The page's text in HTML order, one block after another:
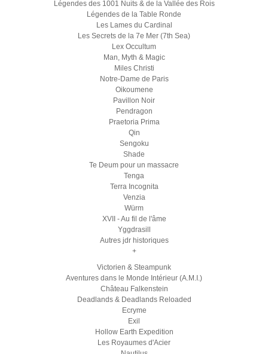
Légendes des 1001 Nuits & de la Vallée des Rois
Légendes de la Table Ronde
Les Lames du Cardinal
Les Secrets de la 7e Mer (7th Sea)
Lex Occultum
Man, Myth & Magic
Miles Christi
Notre-Dame de Paris
Oikoumene
Pavillon Noir
Pendragon
Praetoria Prima
Qin
Sengoku
Shade
Te Deum pour un massacre
Tenga
Terra Incognita
Venzia
Würm
XVII - Au fil de l'âme
Yggdrasill
Autres jdr historiques
+
Victorien & Steampunk
Aventures dans le Monde Intérieur (A.M.I.)
Château Falkenstein
Deadlands & Deadlands Reloaded
Ecryme
Exil
Hollow Earth Expedition
Les Royaumes d'Acier